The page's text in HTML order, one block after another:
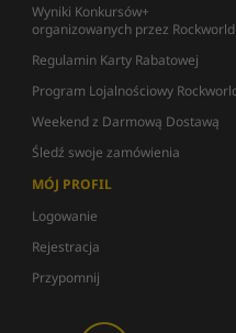
Wyniki Konkursów+
organizowanych przez Rockworld
Regulamin Karty Rabatowej
Program Lojalnościowy
Weekend z Darmową Dostawą
Śledź swoje zamówienia
MÓJ PROFIL
Logowanie
Rejestracja
Przypomnij